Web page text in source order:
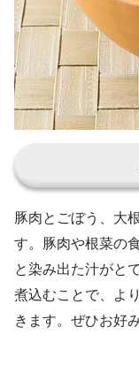
豚肉とごぼう、大
す。豚肉や根菜の
と染み出た汁がと
煮込むことで、よ
きます。ぜひお好